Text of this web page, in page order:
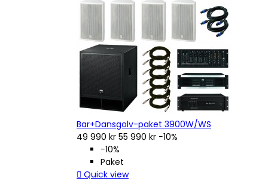
Bar+Dansgolv-paket 3900W/WS
49 990 kr 55 990 kr −10%
−10%
Paket
 Quick view